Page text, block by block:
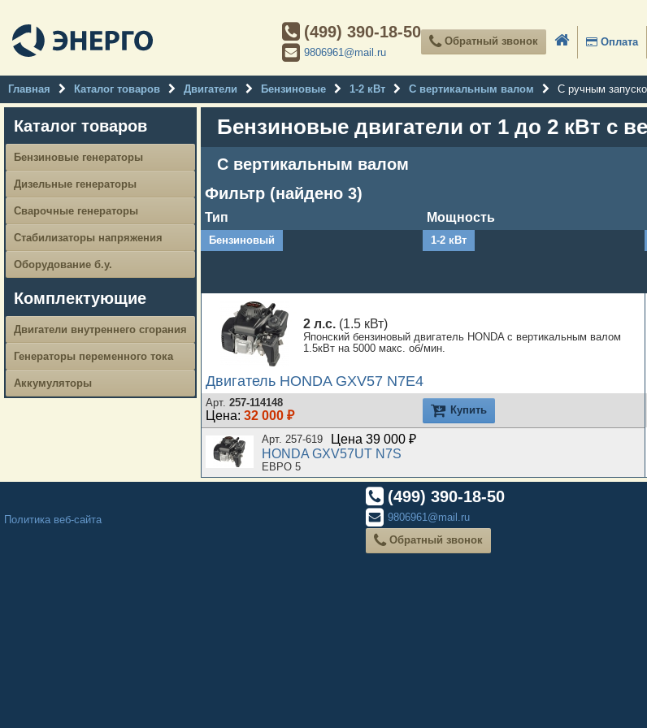
(499) 390-18-50
9806961@mail.ru
Обратный звонок Оплата
Главная Каталог товаров Двигатели Бензиновые 1-2 кВт С вертикальным валом С ручным
Каталог товаров
Бензиновые генераторы
Дизельные генераторы
Сварочные генераторы
Стабилизаторы напряжения
Оборудование б.у.
Комплектующие
Двигатели внутреннего сгорания
Генераторы переменного тока
Аккумуляторы
Бензиновые двигатели от 1 до 2 кВт с
С вертикальным валом
Фильтр (найдено 3)
Тип
Бензиновый
Мощность
1-2 кВт
2 л.с. (1.5 кВт)
Японский бензиновый двигатель HONDA с вертикальным валом
1.5кВт на 5000 макс. об/мин.
Двигатель HONDA GXV57 N7E4
Арт. 257-114148
Цена: 32 000 ₽ Купить
Арт. 257-619
Цена 39 000 ₽
HONDA GXV57UT N7S
ЕВРО 5
Политика веб-сайта
(499) 390-18-50
9806961@mail.ru
Обратный звонок